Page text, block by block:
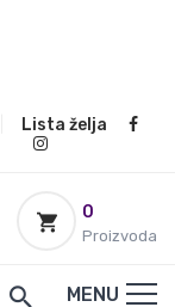
Lista želja
0
Proizvoda
MENU